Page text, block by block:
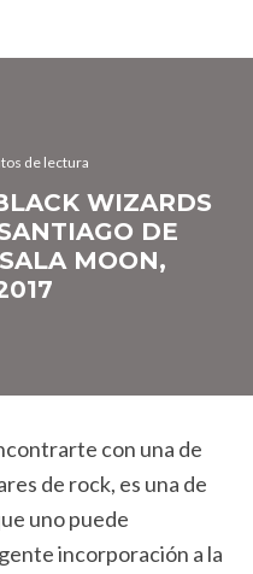
de lectura
WIZARDS
DE
MOON,
con una de
de rock, es una de
uno puede
incorporación a la